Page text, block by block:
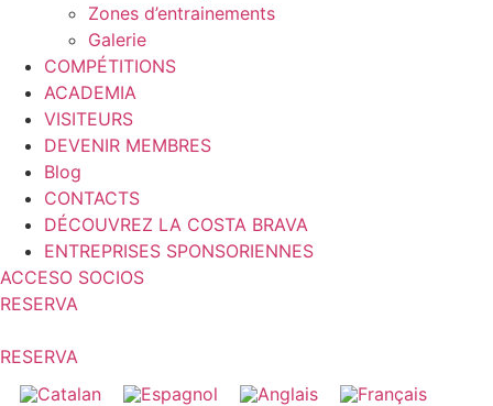
Zones d’entrainements
Galerie
COMPÉTITIONS
ACADEMIA
VISITEURS
DEVENIR MEMBRES
Blog
CONTACTS
DÉCOUVREZ LA COSTA BRAVA
ENTREPRISES SPONSORIENNES
ACCESO SOCIOS
RESERVA
RESERVA